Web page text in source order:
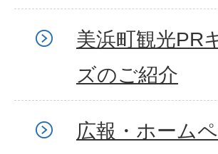
美浜町観光PR
ズのご紹介
広報・ホーム